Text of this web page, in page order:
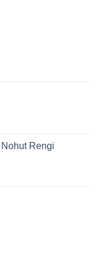
Nohut Rengi